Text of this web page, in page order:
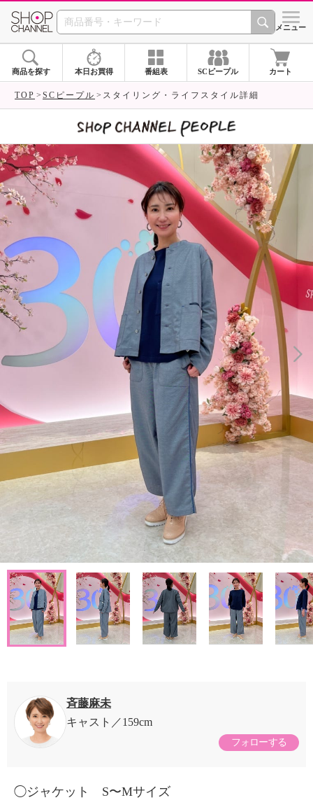
SHOP CHANNEL シメニュー
商品を探す 本日お買得 番組表 SCピープル カート
TOP SCピープル スタイリング・ライフスタイル詳細
斉藤麻未
キャスト
159cm
フォローする
◯ジャケット S〜Mサイズ